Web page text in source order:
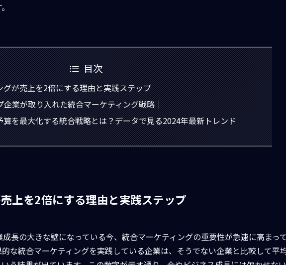
目次
グが売上を2倍にする理由と実践ステップ
企業が取り入れた統合マーケティング戦略｜
算を最大化する統合戦略とは？データで見る2024年最新トレンド
上を2倍にする理由と実践ステップ
長の大きな壁になっている今、統合マーケティングの重要性が急速に高まっ
な統合マーケティングを実践している企業は、そうでない企業と比較して平